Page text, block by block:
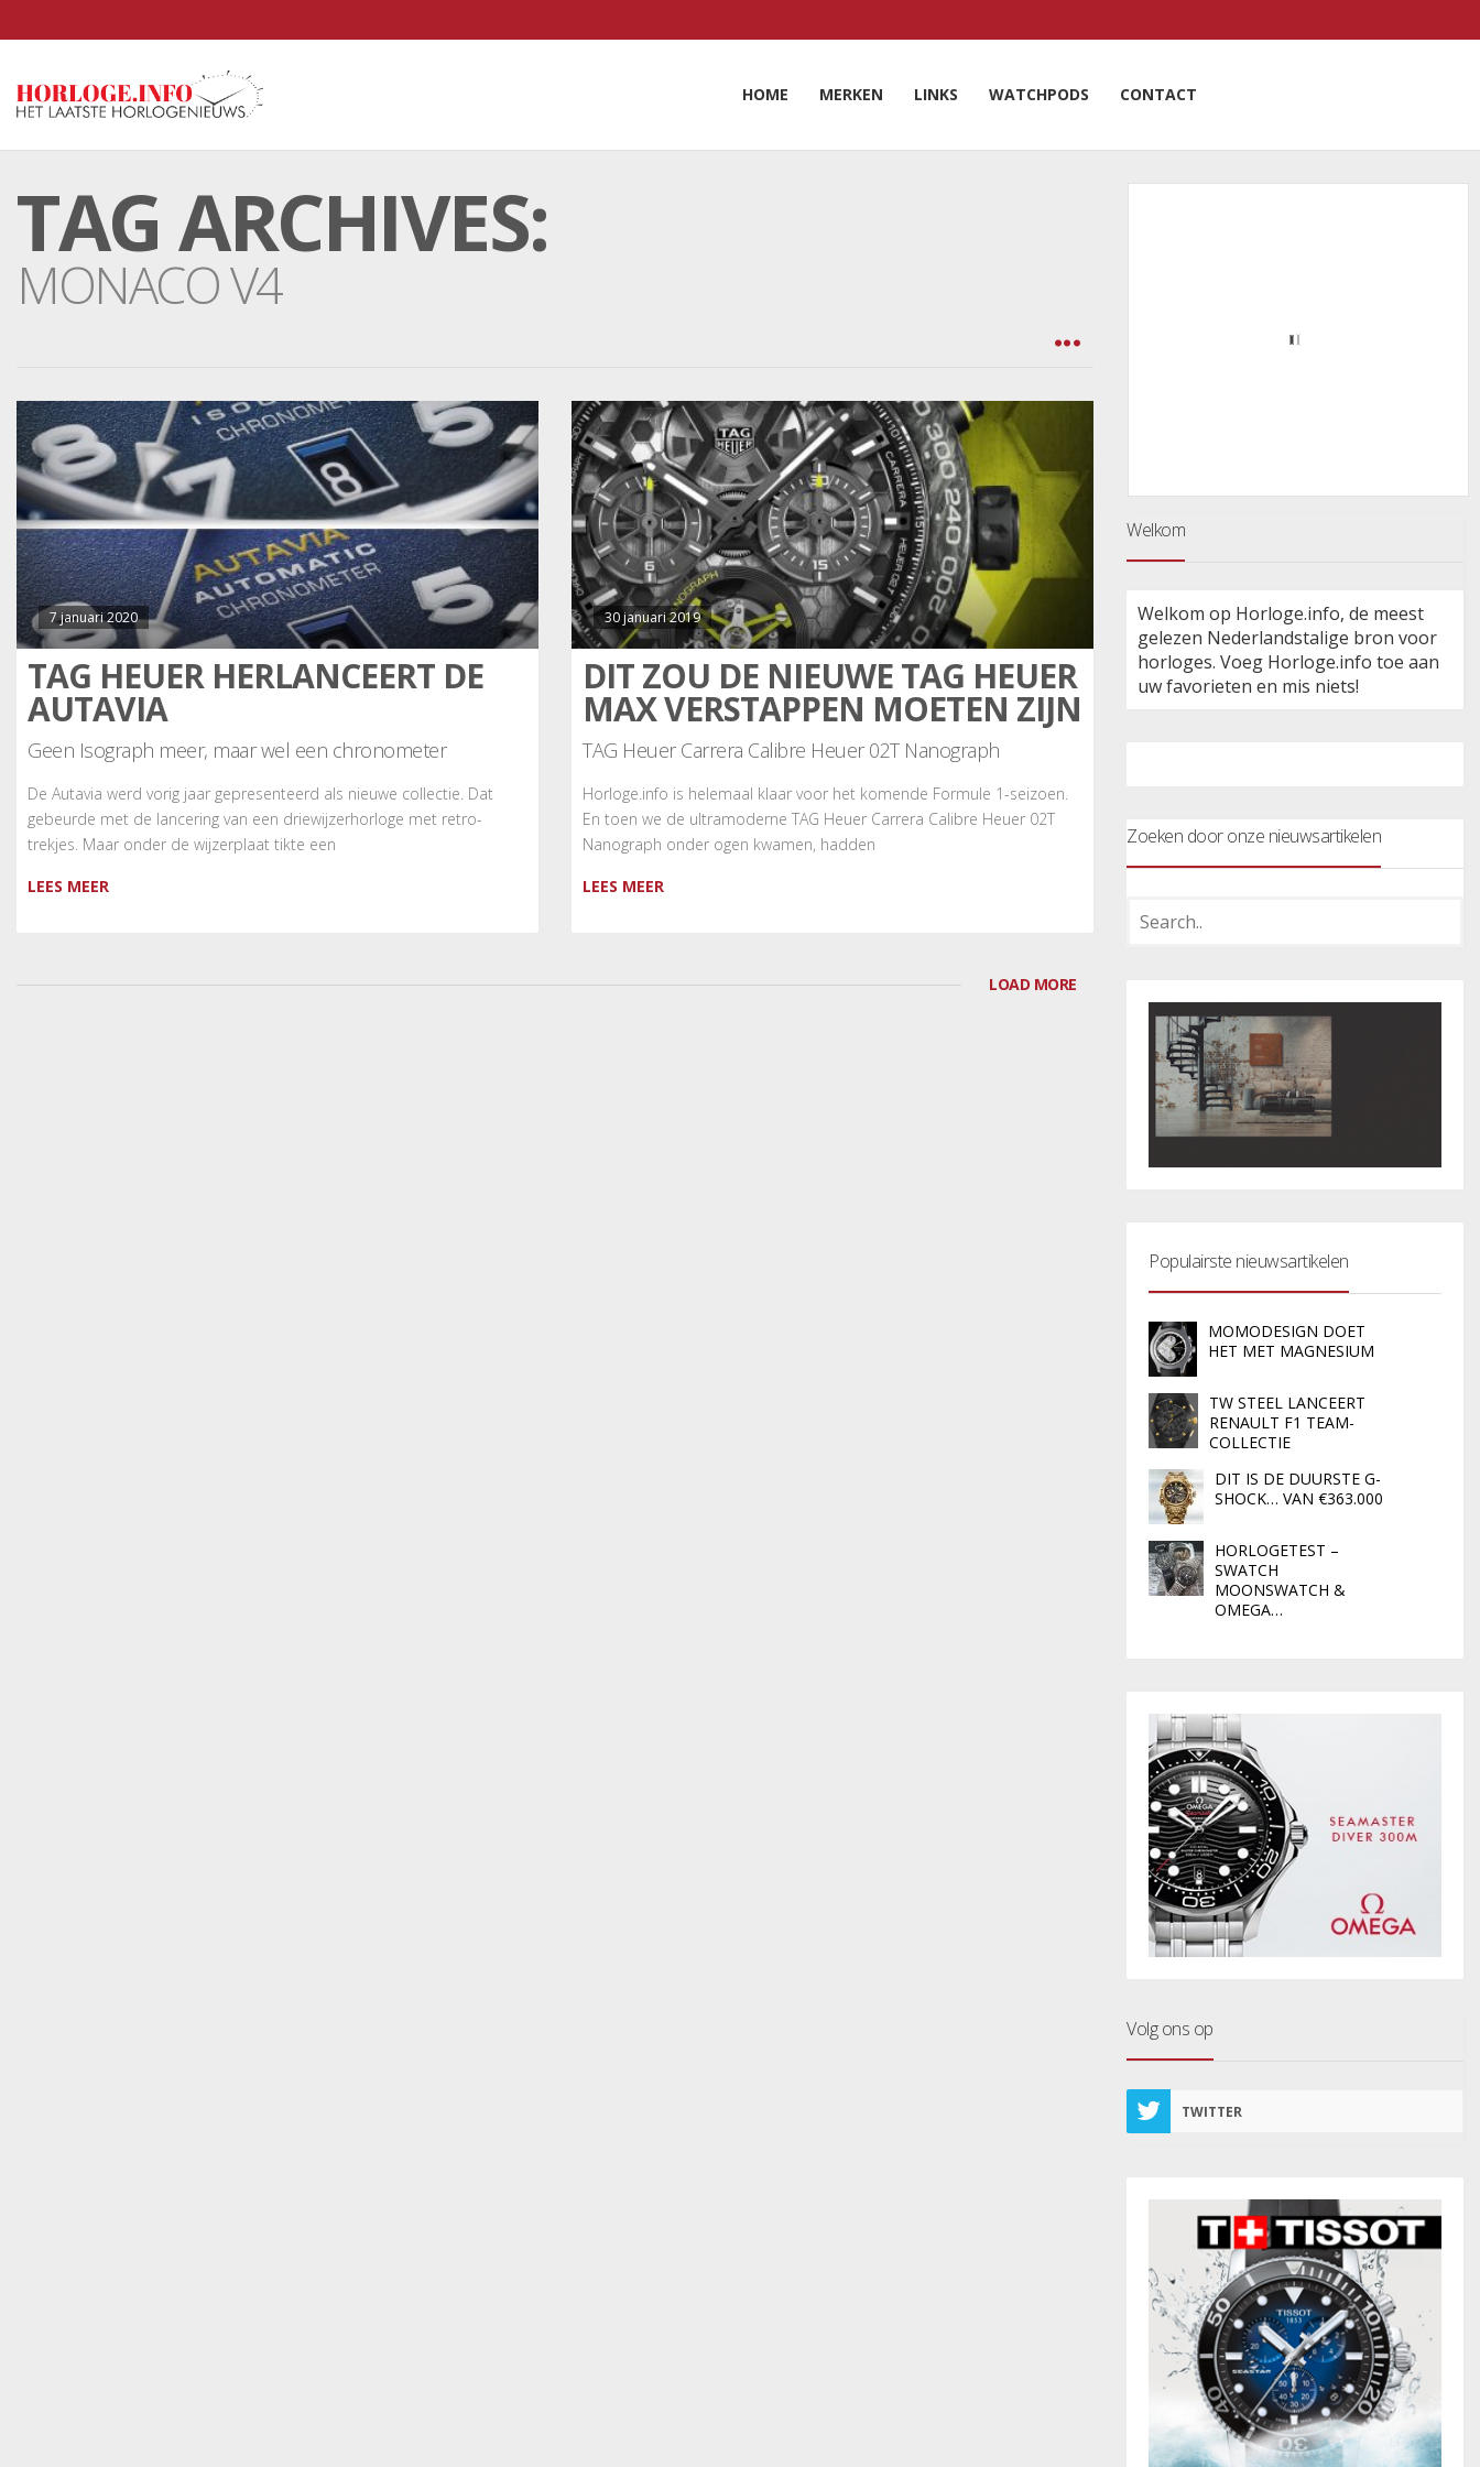
HOME MERKEN LINKS WATCHPODS CONTACT
TAG ARCHIVES:
MONACO V4
7 januari 2020
TAG HEUER HERLANCEERT DE
AUTAVIA
Geen Isograph meer, maar wel een chronometer
De Autavia werd vorig jaar gepresenteerd als nieuwe collectie. Dat
gebeurde met de lancering van een driewijzerhorloge met retro-
trekjes. Maar onder de wijzerplaat tikte een
LEES MEER
30 januari 2019
DIT ZOU DE NIEUWE TAG HEUER
MAX VERSTAPPEN MOETEN ZIJN
TAG Heuer Carrera Calibre Heuer 02T Nanograph
Horloge.info is helemaal klaar voor het komende Formule 1-seizoen.
En toen we de ultramoderne TAG Heuer Carrera Calibre Heuer 02T
Nanograph onder ogen kwamen, hadden
LEES MEER
LOAD MORE
Welkom
Welkom op Horloge.info, de meest
gelezen Nederlandstalige bron voor
horloges. Voeg Horloge.info toe aan
uw favorieten en mis niets!
Zoeken door onze nieuwsartikelen
Populairste nieuwsartikelen
MOMODESIGN DOET
HET MET MAGNESIUM
TW STEEL LANCEERT
RENAULT F1 TEAM-
COLLECTIE
DIT IS DE DUURSTE G-
SHOCK… VAN €363.000
HORLOGETEST –
SWATCH
MOONSWATCH &
OMEGA…
Volg ons op
TWITTER